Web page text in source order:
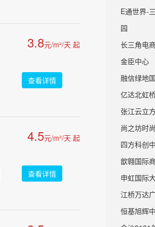
3.8元/m²/天 起
查看详情
4.5元/m²/天 起
查看详情
E通世界-
园
长三角电
金臣中心
融信绿地
亿达北虹
张江云立方
尚之坊时
四方科创
歆翱国际
申虹国际
江桥万达
恒基旭辉